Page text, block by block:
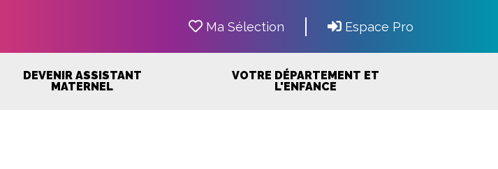
Ma Sélection Espace Pro
DEVENIR ASSISTANT
MATERNEL
VOTRE DÉPARTEMENT ET
L'ENFANCE